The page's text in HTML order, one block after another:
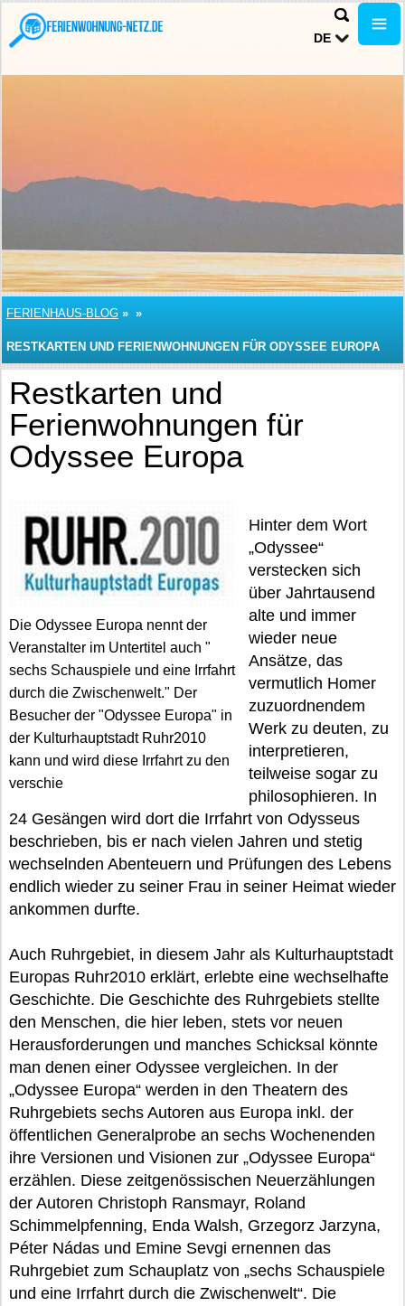
DE
FERIENHAUS-BLOG » »
RESTKARTEN UND FERIENWOHNUNGEN FÜR ODYSSEE EUROPA
Restkarten und
Ferienwohnungen für
Odyssee Europa
Die Odyssee Europa nennt der
Veranstalter im Untertitel auch "
sechs Schauspiele und eine Irrfahrt
durch die Zwischenwelt." Der
Besucher der "Odyssee Europa" in
der Kulturhauptstadt Ruhr2010
kann und wird diese Irrfahrt zu den
verschie
Hinter dem Wort
„Odyssee“
verstecken sich
über Jahrtausend
alte und immer
wieder neue
Ansätze, das
vermutlich Homer
zuzuordnendem
Werk zu deuten, zu
interpretieren,
teilweise sogar zu
philosophieren. In
24 Gesängen wird dort die Irrfahrt von Odysseus
beschrieben, bis er nach vielen Jahren und stetig
wechselnden Abenteuern und Prüfungen des Lebens
endlich wieder zu seiner Frau in seiner Heimat wieder
ankommen durfte.
Auch Ruhrgebiet, in diesem Jahr als Kulturhauptstadt
Europas Ruhr2010 erklärt, erlebte eine wechselhafte
Geschichte. Die Geschichte des Ruhrgebiets stellte
den Menschen, die hier leben, stets vor neuen
Herausforderungen und manches Schicksal könnte
man denen einer Odyssee vergleichen. In der
„Odyssee Europa“ werden in den Theatern des
Ruhrgebiets sechs Autoren aus Europa inkl. der
öffentlichen Generalprobe an sechs Wochenenden
ihre Versionen und Visionen zur „Odyssee Europa“
erzählen. Diese zeitgenössischen Neuerzählungen
der Autoren Christoph Ransmayr, Roland
Schimmelpfenning, Enda Walsh, Grzegorz Jarzyna,
Péter Nádas und Emine Sevgi ernennen das
Ruhrgebiet zum Schauplatz von „sechs Schauspiele
und eine Irrfahrt durch die Zwischenwelt“. Die